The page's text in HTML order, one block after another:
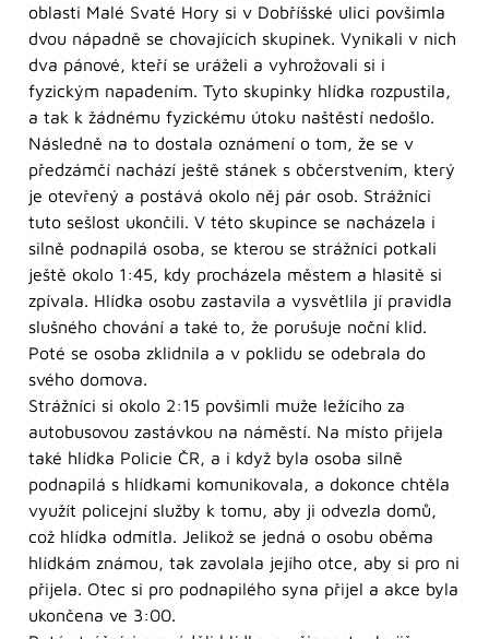
oblasti Malé Svaté Hory si v Dobříšské ulici povšimla
dvou nápadně se chovajících skupinek. Vynikali v nich
dva pánové, kteří se uráželi a vyhrožovali si i
fyzickým napadením. Tyto skupinky hlídka rozpustila,
a tak k žádnému fyzickému útoku naštěstí nedošlo.
Následně na to dostala oznámení o tom, že se v
předzámčí nachází ještě stánek s občerstvením, který
je otevřený a postává okolo něj pár osob. Strážníci
tuto sešlost ukončili. V této skupince se nacházela i
silně podnapilá osoba, se kterou se strážníci potkali
ještě okolo 1:45, kdy procházela městem a hlasitě si
zpívala. Hlídka osobu zastavila a vysvětlila jí pravidla
slušného chování a také to, že porušuje noční klid.
Poté se osoba zklidnila a v poklidu se odebrala do
svého domova.
Strážníci si okolo 2:15 povšimli muže ležícího za
autobusovou zastávkou na náměstí. Na místo přijela
také hlídka Policie ČR, a i když byla osoba silně
podnapilá s hlídkami komunikovala, a dokonce chtěla
využít policejní služby k tomu, aby ji odvezla domů,
což hlídka odmítla. Jelikož se jedná o osobu oběma
hlídkám známou, tak zavolala jejího otce, aby si pro ni
přijela. Otec si pro podnapilého syna přijel a akce byla
ukončena ve 3:00.